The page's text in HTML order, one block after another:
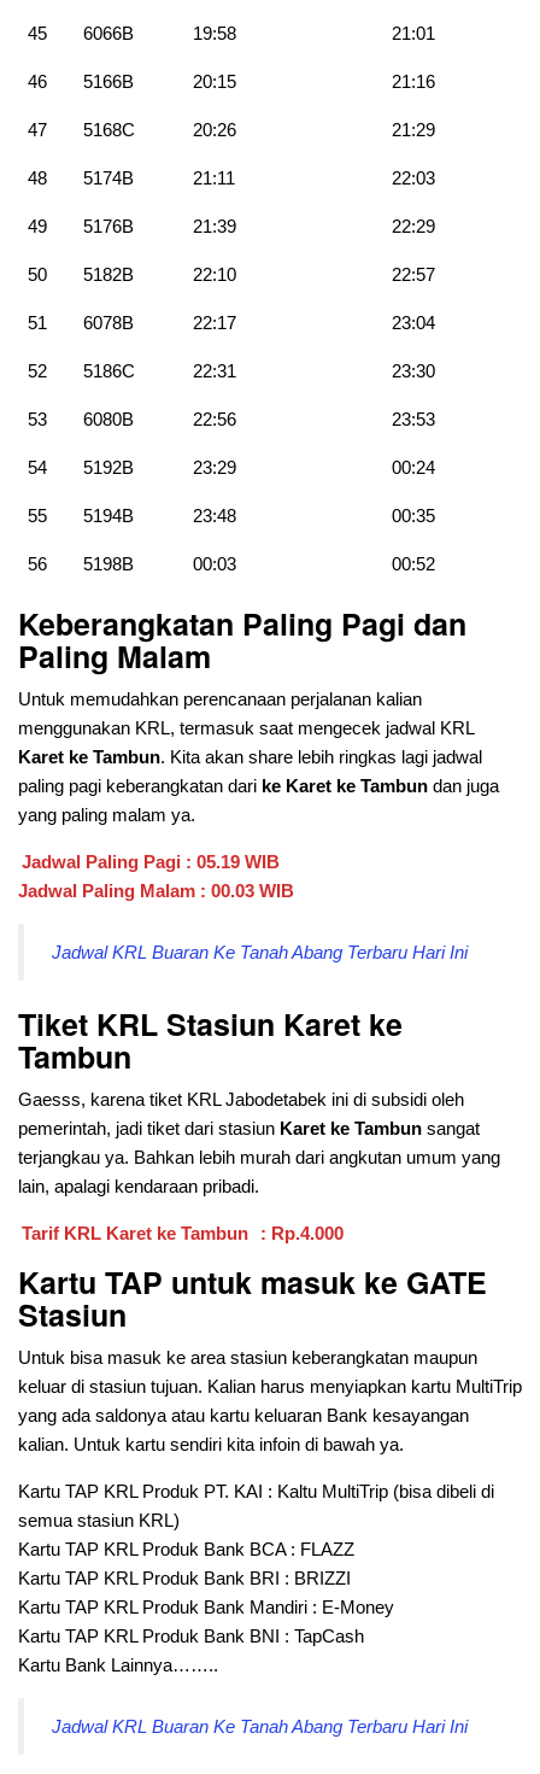
45 6066B 19:58 21:01
46 5166B 20:15 21:16
47 5168C 20:26 21:29
48 5174B 21:11 22:03
49 5176B 21:39 22:29
50 5182B 22:10 22:57
51 6078B 22:17 23:04
52 5186C 22:31 23:30
53 6080B 22:56 23:53
54 5192B 23:29 00:24
55 5194B 23:48 00:35
56 5198B 00:03 00:52
Keberangkatan Paling Pagi dan
Paling Malam
Untuk memudahkan perencanaan perjalanan kalian
menggunakan KRL, termasuk saat mengecek jadwal KRL
Karet ke Tambun. Kita akan share lebih ringkas lagi jadwal
paling pagi keberangkatan dari ke Karet ke Tambun dan juga
yang paling malam ya.
Jadwal Paling Pagi : 05.19 WIB
Jadwal Paling Malam : 00.03 WIB
Jadwal KRL Buaran Ke Tanah Abang Terbaru Hari Ini
Tiket KRL Stasiun Karet ke
Tambun
Gaesss, karena tiket KRL Jabodetabek ini di subsidi oleh
pemerintah, jadi tiket dari stasiun Karet ke Tambun sangat
terjangkau ya. Bahkan lebih murah dari angkutan umum yang
lain, apalagi kendaraan pribadi.
Tarif KRL Karet ke Tambun : Rp.4.000
Kartu TAP untuk masuk ke GATE
Stasiun
Untuk bisa masuk ke area stasiun keberangkatan maupun
keluar di stasiun tujuan. Kalian harus menyiapkan kartu MultiTrip
yang ada saldonya atau kartu keluaran Bank kesayangan
kalian. Untuk kartu sendiri kita infoin di bawah ya.
Kartu TAP KRL Produk PT. KAI : Kaltu MultiTrip (bisa dibeli di
semua stasiun KRL)
Kartu TAP KRL Produk Bank BCA : FLAZZ
Kartu TAP KRL Produk Bank BRI : BRIZZI
Kartu TAP KRL Produk Bank Mandiri : E-Money
Kartu TAP KRL Produk Bank BNI : TapCash
Kartu Bank Lainnya……..
Jadwal KRL Buaran Ke Tanah Abang Terbaru Hari Ini